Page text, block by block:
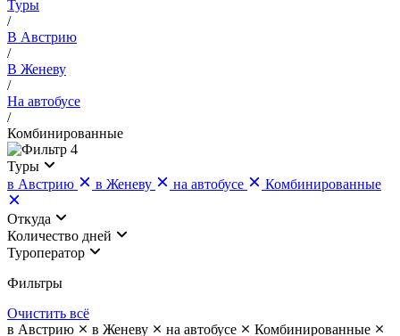
Туры
/
В Австрию
/
В Женеву
/
На автобусе
/
Комбинированные
4
Туры
в Австрию
в Женеву на автобусе Комбинированные
Откуда
Количество дней
Туроператор
Фильтры
Очистить всё
в Австрию
в Женеву на автобусе
Комбинированные